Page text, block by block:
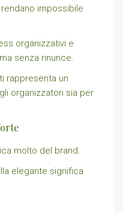
impossibile
organizzativi e
senza rinunce.
rappresenta un
organizzatori sia per
molto del brand.
elegante significa